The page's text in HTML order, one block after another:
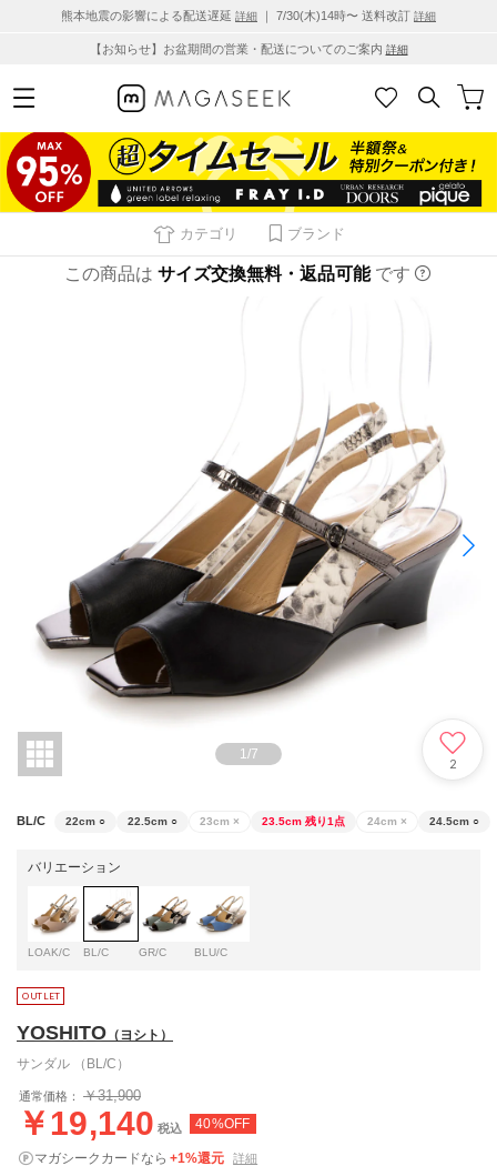
熊本地震の影響による配送遅延 詳細 ｜ 7/30(木)14時〜 送料改訂 詳細
【お知らせ】お盆期間の営業・配送についてのご案内 詳細
カテゴリ ブランド
この商品は サイズ交換無料・返品可能 です
1 /7
2
BL/C 22cm ○ 22.5cm ○ 23cm × 23.5cm 残り1点 24cm × 24.5cm ○
バリエーション
LOAK/C BL/C GR/C BLU/C
YOSHITO （ヨシト）
サンダル （BL/C）
通常価格： ￥31,900
￥19,140 税込 40%OFF
マガシークカードなら +1%還元 詳細